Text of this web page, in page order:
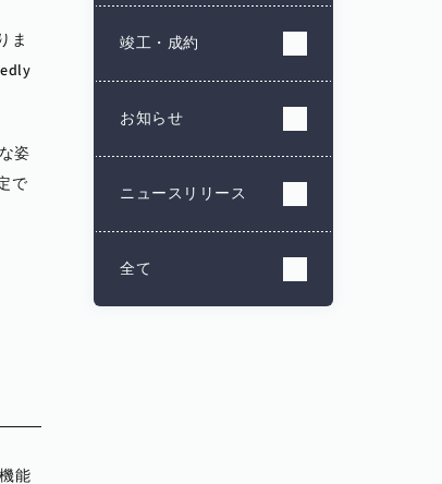
ま
姿
で
能
竣工・成約
お知らせ
ニュースリリース
全て